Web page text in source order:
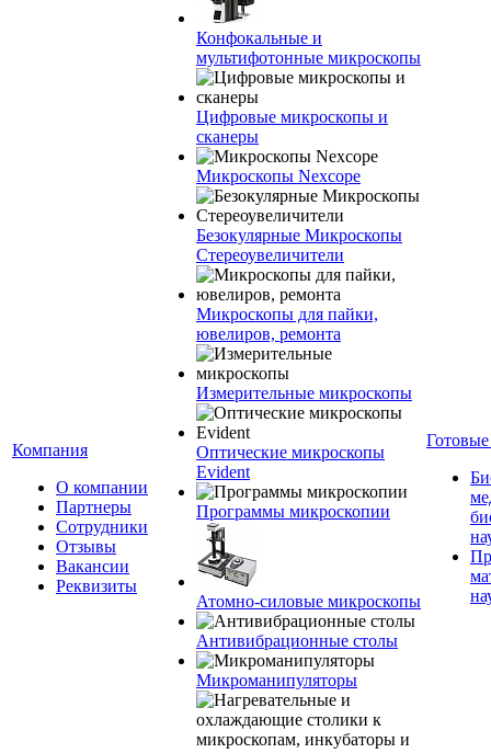
Компания
О компании
Партнеры
Сотрудники
Отзывы
Вакансии
Реквизиты
Конфокальные и
мультифотонные микроскопы
Цифровые микроскопы и
сканеры
Микроскопы Nexcope
Безокулярные Микроскопы
Стереоувеличители
Микроскопы для пайки,
ювелиров, ремонта
Измерительные микроскопы
Оптические микроскопы
Evident
Программы микроскопии
Атомно-силовые микроскопы
Антивибрационные столы
Микроманипуляторы